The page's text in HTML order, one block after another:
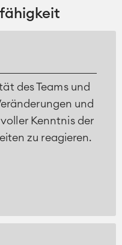
des Teams und
und
Kenntnis der
zu reagieren.